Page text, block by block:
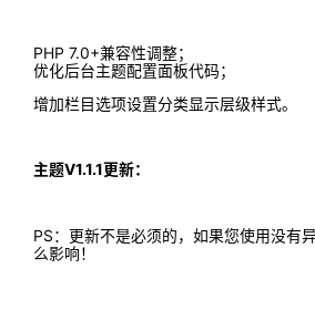
PHP 7.0+兼容性调整；
优化后台主题配置面板代码；
增加栏目选项设置分类显示层级样式。
主题V1.1.1更新：
PS：更新不是必须的，如果您使用没有
么影响！